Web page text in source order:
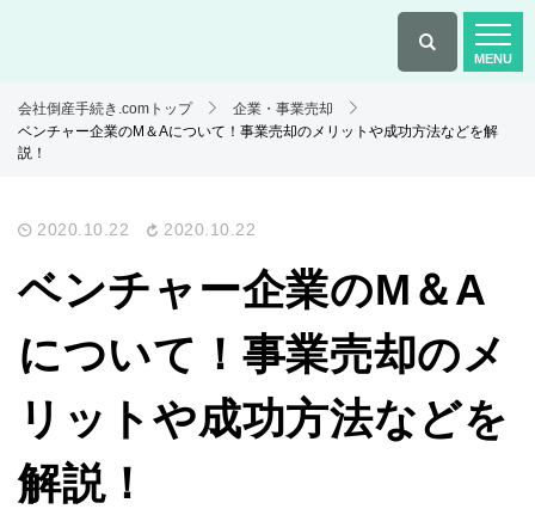
会社倒産手続き.comトップ
企業・事業売却
ベンチャー企業のM＆Aについて！事業売却のメリットや成功方法などを解
説！
2020.10.22 2020.10.22
ベンチャー企業のM＆A
について！事業売却のメ
リットや成功方法などを
解説！